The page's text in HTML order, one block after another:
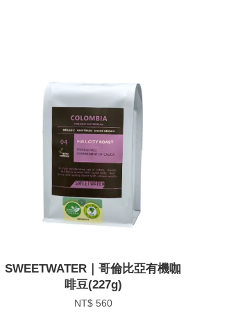
SWEETWATER｜哥倫比亞有機咖
啡豆(227g)
NT$ 560